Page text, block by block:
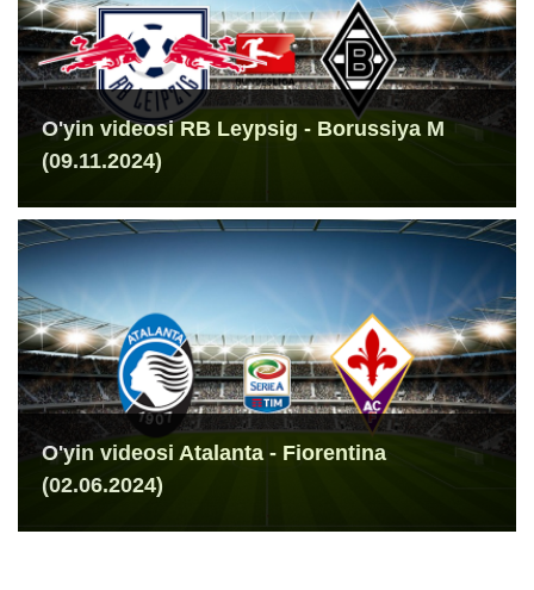
O'yin videosi RB Leypsig - Borussiya M
(09.11.2024)
O'yin videosi Atalanta - Fiorentina
(02.06.2024)